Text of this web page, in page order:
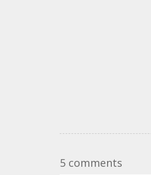
5 comments